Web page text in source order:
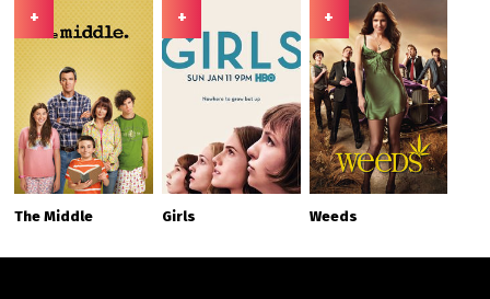
+
The Middle
+
Girls
+
Weeds